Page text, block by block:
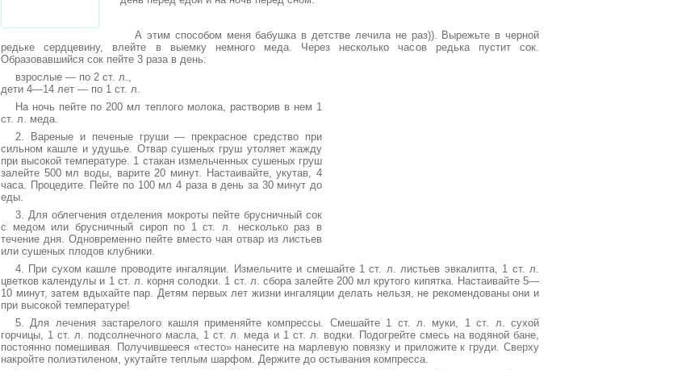
А этим способом меня бабушка в детстве лечила не раз)). Вырежьте в черной
редьке сердцевину, влейте в выемку немного меда. Через несколько часов редька пустит сок.
Образовавшийся сок пейте 3 раза в день:
взрослые — по 2 ст. л.,
дети 4—14 лет — по 1 ст. л.
На ночь пейте по 200 мл теплого молока, растворив в нем 1
ст. л. меда.
2. Вареные и печеные груши — прекрасное средство при
сильном кашле и удушье. Отвар сушеных груш утоляет жажду
при высокой температуре. 1 стакан измельченных сушеных груш
залейте 500 мл воды, варите 20 минут. Настаивайте, укутав, 4
часа. Процедите. Пейте по 100 мл 4 раза в день за 30 минут до
еды.
3. Для облегчения отделения мокроты пейте брусничный сок
с медом или брусничный сироп по 1 ст. л. несколько раз в
течение дня. Одновременно пейте вместо чая отвар из листьев
или сушеных плодов клубники.
4. При сухом кашле проводите ингаляции. Измельчите и смешайте 1 ст. л. листьев эвкалипта, 1 ст. л.
цветков календулы и 1 ст. л. корня солодки. 1 ст. л. сбора залейте 200 мл крутого кипятка. Настаивайте 5—
10 минут, затем вдыхайте пар. Детям первых лет жизни ингаляции делать нельзя, не рекомендованы они и
при высокой температуре!
5. Для лечения застарелого кашля применяйте компрессы. Смешайте 1 ст. л. муки, 1 ст. л. сухой
горчицы, 1 ст. л. подсолнечного масла, 1 ст. л. меда и 1 ст. л. водки. Подогрейте смесь на водяной бане,
постоянно помешивая. Получившееся «тесто» нанесите на марлевую повязку и приложите к груди. Сверху
накройте полиэтиленом, укутайте теплым шарфом. Держите до остывания компресса.